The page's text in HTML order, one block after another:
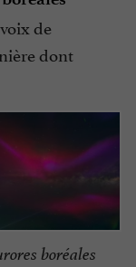
de
dont
boréales